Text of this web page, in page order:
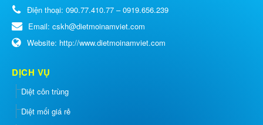
Điện thoại: 090.77.410.77 – 0919.656.239
Email: cskh@dietmoinamviet.com
Website: http://www.dietmoinamviet.com
DỊCH VỤ
Diệt côn trùng
Diệt mối giá rẻ